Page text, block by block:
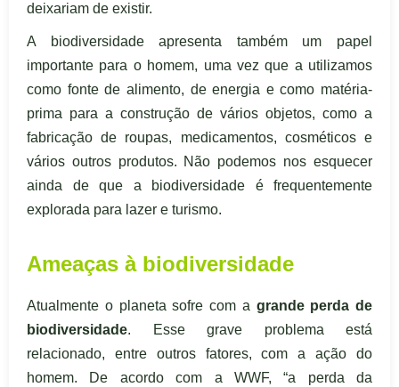
deixariam de existir.
A biodiversidade apresenta também um papel
importante para o homem, uma vez que a utilizamos
como fonte de alimento, de energia e como matéria-
prima para a construção de vários objetos, como a
fabricação de roupas, medicamentos, cosméticos e
vários outros produtos. Não podemos nos esquecer
ainda de que a biodiversidade é frequentemente
explorada para lazer e turismo.
Ameaças à biodiversidade
Atualmente o planeta sofre com a grande perda de
biodiversidade. Esse grave problema está
relacionado, entre outros fatores, com a ação do
homem. De acordo com a WWF, “a perda da